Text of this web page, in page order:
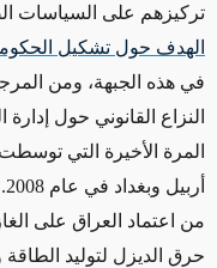
تركيزهم على السياسات
الهدف حول تشكيل
في هذه الجبهة، ومن
النزاع القانوني حول
المرة الأخيرة التي
من اعتماد العراق على
حرق الديزل لتوليد الطاقة